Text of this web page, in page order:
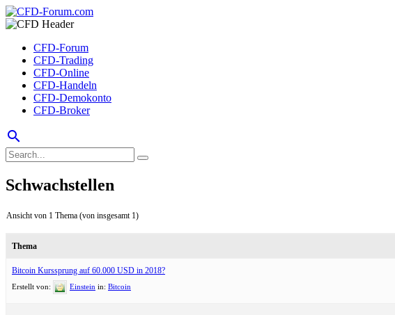
CFD-Forum
CFD-Trading
CFD-Online
CFD-Handeln
CFD-Demokonto
CFD-Broker
search
Schwachstellen
Ansicht von 1 Thema (von insgesamt 1)
Thema
Bitcoin Kurssprung auf 60.000 USD in 2018?
Erstellt von: Einstein in: Bitcoin